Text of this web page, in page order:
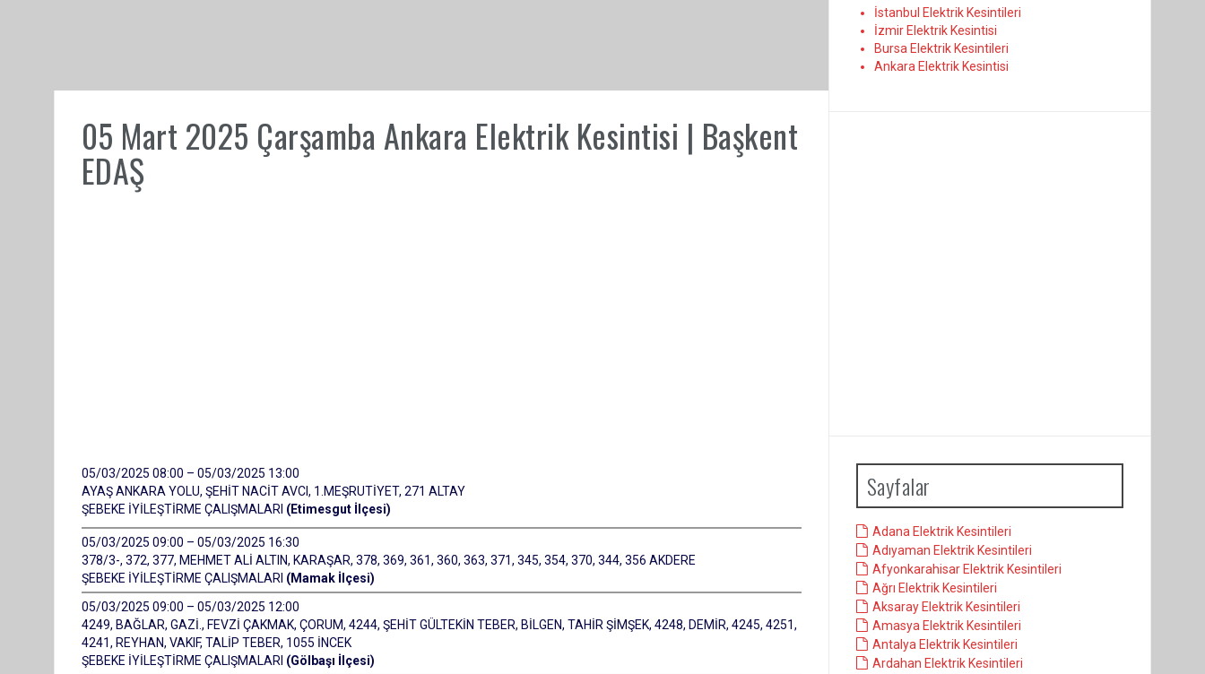
05 Mart 2025 Çarşamba Ankara Elektrik Kesintisi | Başkent
EDAŞ
05/03/2025 08:00 – 05/03/2025 13:00
AYAŞ ANKARA YOLU, ŞEHİT NACİT AVCI, 1.MEŞRUTİYET, 271 ALTAY
ŞEBEKE İYİLEŞTİRME ÇALIŞMALARI (Etimesgut İlçesi)
05/03/2025 09:00 – 05/03/2025 16:30
378/3-, 372, 377, MEHMET ALİ ALTIN, KARAŞAR, 378, 369, 361, 360, 363, 371, 345, 354, 370, 344, 356 AKDERE
ŞEBEKE İYİLEŞTİRME ÇALIŞMALARI (Mamak İlçesi)
05/03/2025 09:00 – 05/03/2025 12:00
4249, BAĞLAR, GAZİ., FEVZİ ÇAKMAK, ÇORUM, 4244, ŞEHİT GÜLTEKİN TEBER, BİLGEN, TAHİR ŞİMŞEK, 4248, DEMİR, 4245, 4251,
4241, REYHAN, VAKIF, TALİP TEBER, 1055 İNCEK
ŞEBEKE İYİLEŞTİRME ÇALIŞMALARI (Gölbaşı İlçesi)
İstanbul Elektrik Kesintileri
İzmir Elektrik Kesintisi
Bursa Elektrik Kesintileri
Ankara Elektrik Kesintisi
Sayfalar
Adana Elektrik Kesintileri
Adıyaman Elektrik Kesintileri
Afyonkarahisar Elektrik Kesintileri
Ağrı Elektrik Kesintileri
Aksaray Elektrik Kesintileri
Amasya Elektrik Kesintileri
Antalya Elektrik Kesintileri
Ardahan Elektrik Kesintileri